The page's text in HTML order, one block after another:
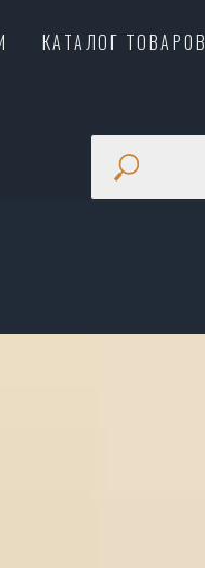
КАТАЛОГ ТОВАРОВ